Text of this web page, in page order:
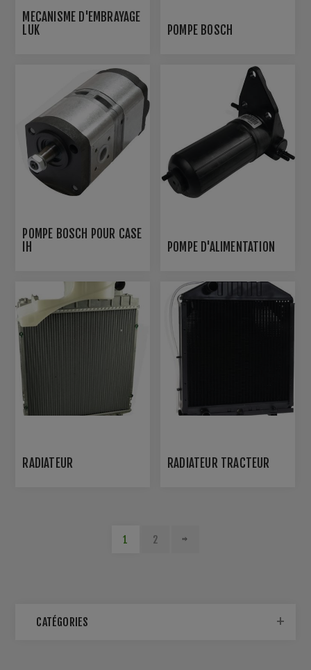
MÉCANISME D'EMBRAYAGE
LUK
POMPE BOSCH
POMPE BOSCH POUR CASE
IH
POMPE D'ALIMENTATION
RADIATEUR RADIATEUR TRACTEUR
1 2
CATÉGORIES